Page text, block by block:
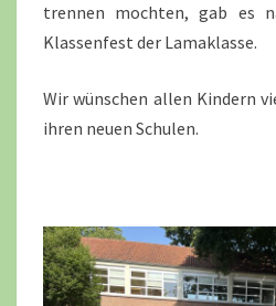
trennen mochten, gab es
Klassenfest der Lamaklasse.
Wir wünschen allen Kindern
ihren neuen Schulen.